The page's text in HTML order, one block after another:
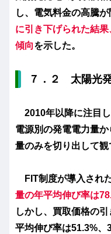
し、電気料金の高騰が
に引き下げられた結
傾向を示した。
７．２ 太陽光
2010年以降に注目
電源別の発電電力量
量のみを切り出して観
FIT制度が導入され
量の年平均伸び率は
しかし、買取価格の
平均伸び率は51.3%、